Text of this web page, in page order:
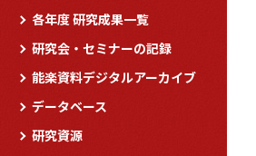
各年度 研究成果一覧
研究会・セミナーの記録
能楽資料デジタルアーカイブ
データベース
研究資源